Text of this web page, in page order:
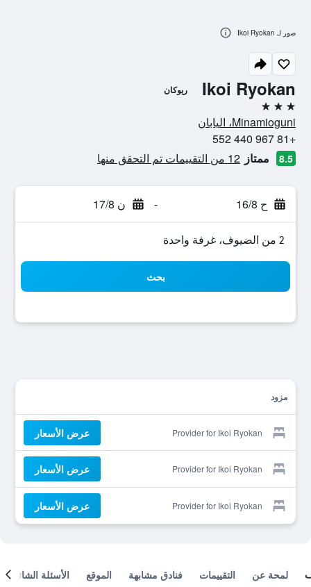
Ikoi Ryokan ريوكان
3 نجوم
Minamioguni، اليابان
+81 967 440 552
8.5 ممتاز 12 من التقييمات تم التحقق منها
ح 16/8 - ن 17/8
2 من الضيوف، غرفة واحدة
بحث
مزود
Provider for Ikoi Ryokan عرض الأسعار
Provider for Ikoi Ryokan عرض الأسعار
Provider for Ikoi Ryokan عرض الأسعار
صور لـ Ikoi Ryokan
لمحة عن التقييمات فنادق مشابهة الموقع الأسئلة الشائعة